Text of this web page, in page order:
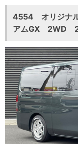
4554 オリジナ
アムGX 2WD